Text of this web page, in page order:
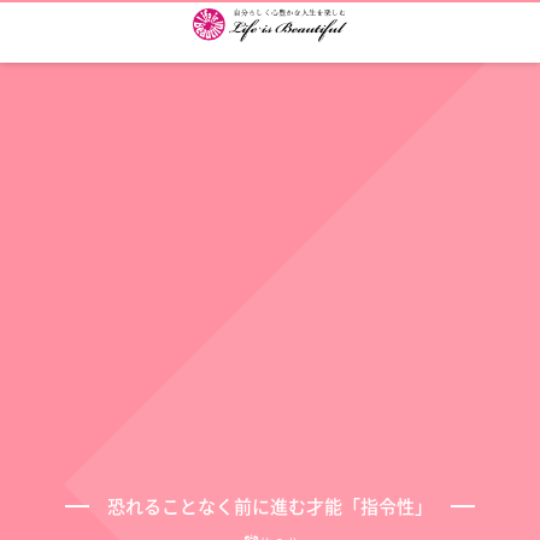
恐れることなく前に進む才能「指令性」